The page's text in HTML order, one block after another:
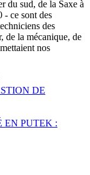
du sud, de la Saxe à
- ce sont des
des
de la mécanique, de
nos
DE
EN PUTEK :